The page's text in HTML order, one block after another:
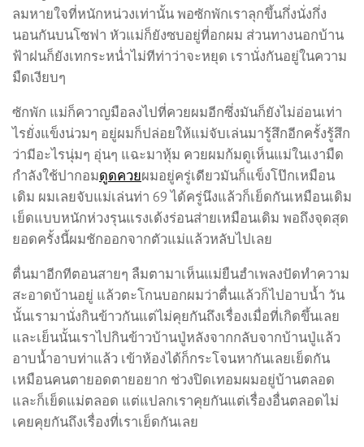
ลมหายใจที่หนักหน่วงเท่านั้น พอซักพักเราลุกขึ้นกึ่งนั่งกึ่ง
นอนกันบนโซฟา หัวแม่ก็ยังซบอยู่ที่อกผม ส่วนทางนอกบ้าน
ฟ้าฝนก็ยังเทกระหน่ำไม่ทีท่าว่าจะหยุด เรานั่งกันอยู่ในความ
มืดเงียบๆ
ซักพัก แม่ก็ควาญมือลงไปที่ควยผมอีกซึ่งมันก็ยังไม่อ่อนเท่า
ไรยั่งแข็งน่วมๆ อยู่ผมก็ปล่อยให้แม่จับเล่นมารู้สึกอีกครั้งรู้สึก
ว่ามีอะไรนุ่มๆ อุ่นๆ แฉะมาหุ้ม ควยผมก้มดูเห็นแม่ในเงามืด
กำลังใช้ปากอมดูดควยผมอยู่ครู่เดียวมันก็แข็งโป๊กเหมือน
เดิม ผมเลยจับแม่เล่นท่า 69 ได้ครู่นึงแล้วก็เย็ดกันเหมือนเดิม
เย็ดแบบหนักห่วงรุนแรงเด้งร่อนส่ายเหมือนเดิม พอถึงจุดสุด
ยอดครั้งนี้ผมชักออกจากตัวแม่แล้วหลับไปเลย
ตื่นมาอีกทีตอนสายๆ ลืมตามาเห็นแม่ยืนฮำเพลงปัดทำความ
สะอาดบ้านอยู่ แล้วตะโกนบอกผมว่าตื่นแล้วก็ไปอาบน้ำ วัน
นั้นเรามานั่งกินข้าวกันแต่ไม่คุยกันถึงเรื่องเมื่อที่เกิดขึ้นเลย
และเย็นนั้นเราไปกินข้าวบ้านปู่หลังจากกลับจากบ้านปู่แล้ว
อาบน้ำอาบท่าแล้ว เข้าห้องได้ก็กระโจนหากันเลยเย็ดกัน
เหมือนคนตายอดตายอยาก ช่วงปิดเทอมผมอยู่บ้านตลอด
และก็เย็ดแม่ตลอด แต่แปลกเราคุยกันแต่เรื่องอื่นตลอดไม่
เคยคุยกันถึงเรื่องที่เราเย็ดกันเลย